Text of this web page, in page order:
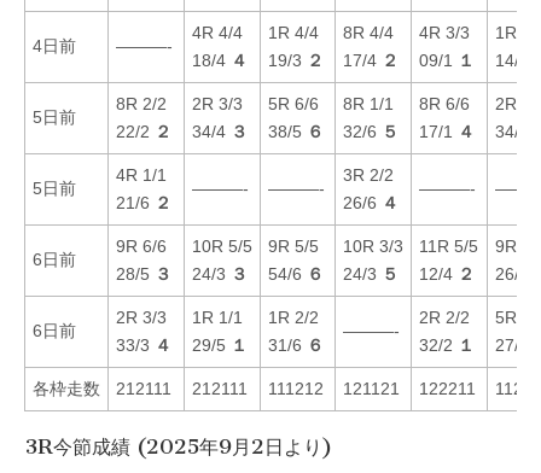
4日前 ———-
4R 4/4
18/4 ４
1R 4/4
19/3 ２
8R 4/4
17/4 ２
4R 3/3
09/1
１
1R 3/
14/1
5日前
8R 2/2
22/2 ２
2R 3/3
34/4 ３
5R 6/6
38/5 ６
8R 1/1
32/6 ５
8R 6/6
17/1
４
2R 1/
34/4
5日前
4R 1/1
21/6 ２
———- ———-
3R 2/2
26/6 ４
———-
6日前
9R 6/6
28/5 ３
10R 5/5
24/3 ３
9R 5/5
54/6 ６
10R 3/3
24/3 ５
11R 5/5
12/4 ２
9R 4/
26/4
6日前
2R 3/3
33/3 ４
1R 1/1
29/5 １
1R 2/2
31/6 ６
———-
2R 2/2
32/2 １
5R 5/
27/5
各枠走数 212111 212111 111212 121121 122211
3R今節成績 (2025年9月2日より)